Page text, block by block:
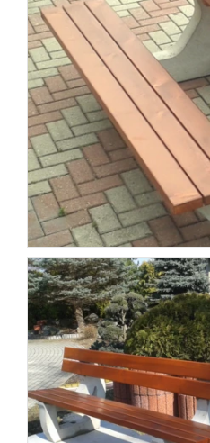
OBRZEŻA CHODNIKOWE,
POZOSTAŁA GALANTERIA
OGRODZENIA BETONOWE
ARCHITEKTURA MIEJSKA
USŁUGI
KRUSZYWA
NARZĘDZIA
ŚRODKI CZYSZCZĄCE I
ASORTYMENT NA
ZAMÓWIENIA
MOBILNE SPA WIKI